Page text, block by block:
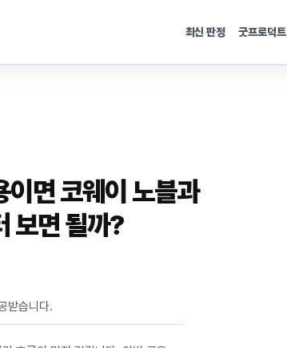
최신 판정 굿프로덕트
면 코웨이 노블과
보면 될까?
받습니다.